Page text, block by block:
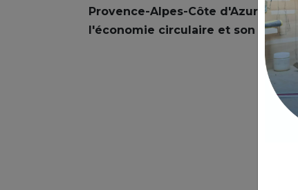
Provence-Alpes-Côte d'Azur a
l'économie circulaire et son